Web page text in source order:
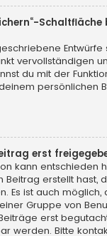
Schaltfläche
Entwürfe
vervollständigen
du mit der
persönlichen
erst
kann entschieden
Beitrag erstellt hast,
Es ist auch möglich,
Gruppe von
erst
werden. Bitte